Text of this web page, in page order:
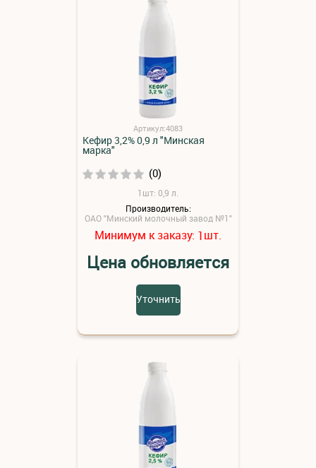
Артикул:4083
Кефир 3,2% 0,9 л "Минская
марка"
(0)
1шт: 0,9 л.
Производитель:
ОАО "Минский молочный завод №1"
Минимум к заказу: 1шт.
Цена обновляется
Уточнить